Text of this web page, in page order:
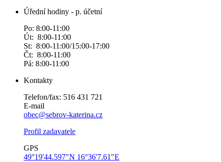
Úřední hodiny - p. účetní
Po: 8:00-11:00
Út: 8:00-11:00
St: 8:00-11:00/15:00-17:00
Čt: 8:00-11:00
Pá: 8:00-11:00
Kontakty
Telefon/fax: 516 431 721
E-mail
obec@sebrov-katerina.cz
Profil zadavatele
GPS
49°19'44.597"N 16°36'7.61"E